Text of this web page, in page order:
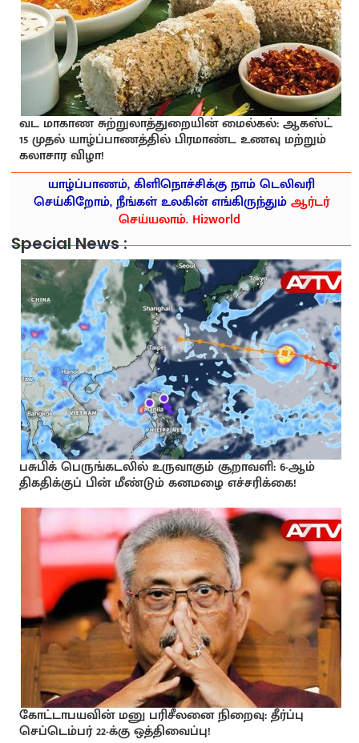
வட மாகாண சுற்றுலாத்துறையின் மைல்கல்: ஆகஸ்ட்
15 முதல் யாழ்ப்பாணத்தில் பிரமாண்ட உணவு மற்றும்
கலாசார விழா!
யாழ்ப்பாணம், கிளிநொச்சிக்கு நாம் டெலிவரி
செய்கிறோம், நீங்கள் உலகின் எங்கிருந்தும்ஆர்டர்
செய்யலாம். Hi2world
Special News :
பசுபிக் பெருங்கடலில் உருவாகும் சூறாவளி: 6-ஆம்
திகதிக்குப் பின் மீண்டும் கனமழை எச்சரிக்கை!
கோட்டாபயவின் மனு பரிசீலனை நிறைவு: தீர்ப்பு
செப்டெம்பர் 22-க்கு ஒத்திவைப்பு!